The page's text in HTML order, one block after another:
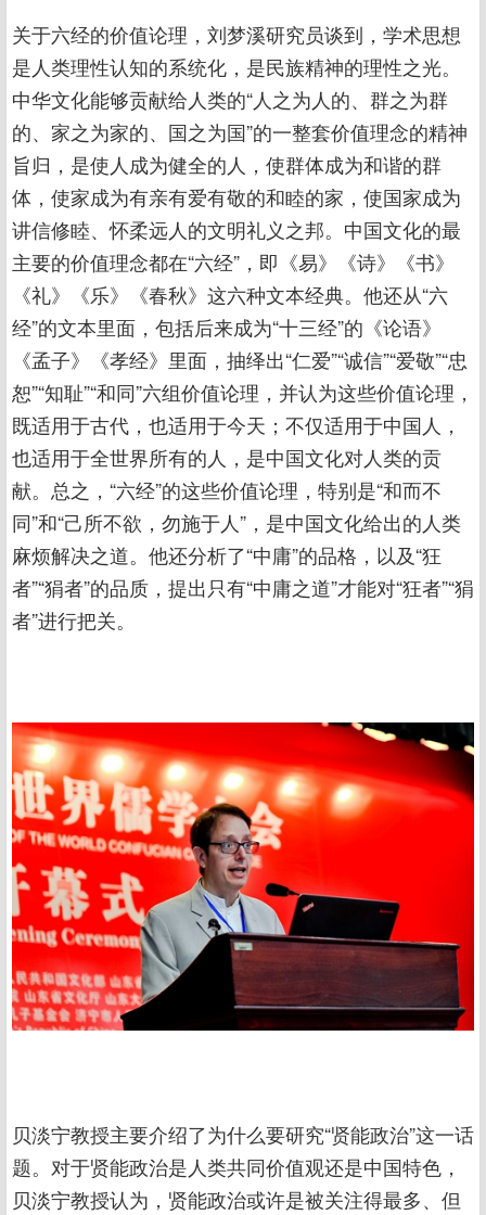
关于六经的价值论理，刘梦溪研究员谈到，学术思想
是人类理性认知的系统化，是民族精神的理性之光。
中华文化能够贡献给人类的“人之为人的、群之为群
的、家之为家的、国之为国”的一整套价值理念的精神
旨归，是使人成为健全的人，使群体成为和谐的群
体，使家成为有亲有爱有敬的和睦的家，使国家成为
讲信修睦、怀柔远人的文明礼义之邦。中国文化的最
主要的价值理念都在“六经”，即《易》《诗》《书》
《礼》《乐》《春秋》这六种文本经典。他还从“六
经”的文本里面，包括后来成为“十三经”的《论语》
《孟子》《孝经》里面，抽绎出“仁爱”“诚信”“爱敬”“忠
恕”“知耻”“和同”六组价值论理，并认为这些价值论理，
既适用于古代，也适用于今天；不仅适用于中国人，
也适用于全世界所有的人，是中国文化对人类的贡
献。总之，“六经”的这些价值论理，特别是“和而不
同”和“己所不欲，勿施于人”，是中国文化给出的人类
麻烦解决之道。他还分析了“中庸”的品格，以及“狂
者”“狷者”的品质，提出只有“中庸之道”才能对“狂者”“狷
者”进行把关。
贝淡宁教授主要介绍了为什么要研究“贤能政治”这一话
题。对于贤能政治是人类共同价值观还是中国特色，
贝淡宁教授认为，贤能政治或许是被关注得最多、但